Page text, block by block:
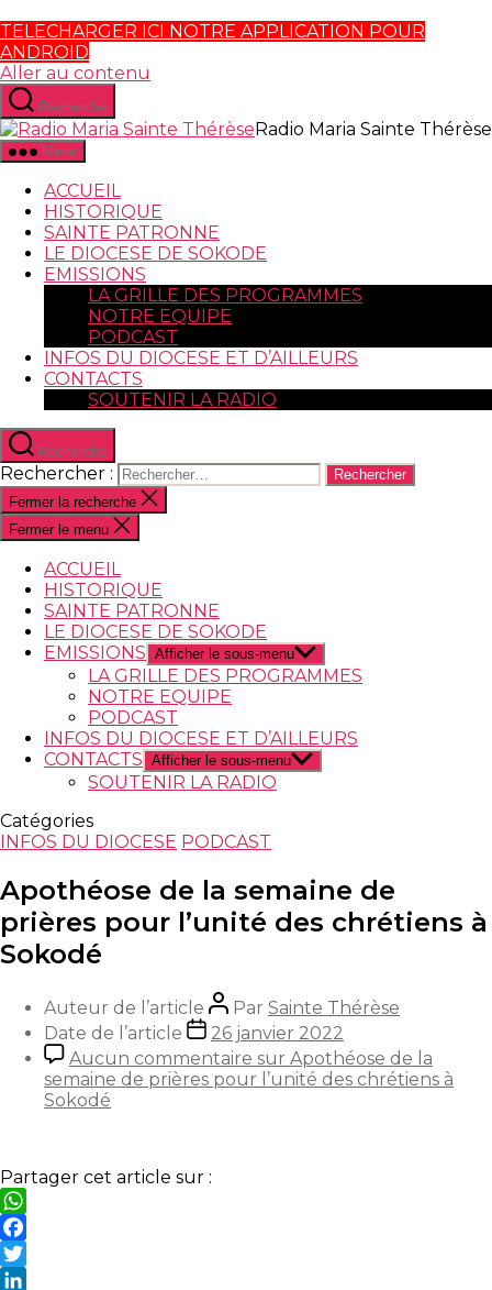
TELECHARGER ICI NOTRE APPLICATION POUR
ANDROID
Aller au contenu
Recherche
Radio Maria Sainte Thérèse
Menu
ACCUEIL
HISTORIQUE
SAINTE PATRONNE
LE DIOCESE DE SOKODE
EMISSIONS
LA GRILLE DES PROGRAMMES
NOTRE EQUIPE
PODCAST
INFOS DU DIOCESE ET D’AILLEURS
CONTACTS
SOUTENIR LA RADIO
Recherche
Rechercher :
Fermer la recherche
Fermer le menu
ACCUEIL
HISTORIQUE
SAINTE PATRONNE
LE DIOCESE DE SOKODE
EMISSIONS Afficher le sous-menu
LA GRILLE DES PROGRAMMES
NOTRE EQUIPE
PODCAST
INFOS DU DIOCESE ET D’AILLEURS
CONTACTS Afficher le sous-menu
SOUTENIR LA RADIO
Catégories
INFOS DU DIOCESE PODCAST
Apothéose de la semaine de
prières pour l’unité des chrétiens à
Sokodé
Auteur de l’article Par Sainte Thérèse
Date de l’article
26 janvier 2022
Aucun commentaire sur Apothéose de la
semaine de prières pour l’unité des chrétiens à
Sokodé
Partager cet article sur :
WhatsApp
Facebook
Twitter